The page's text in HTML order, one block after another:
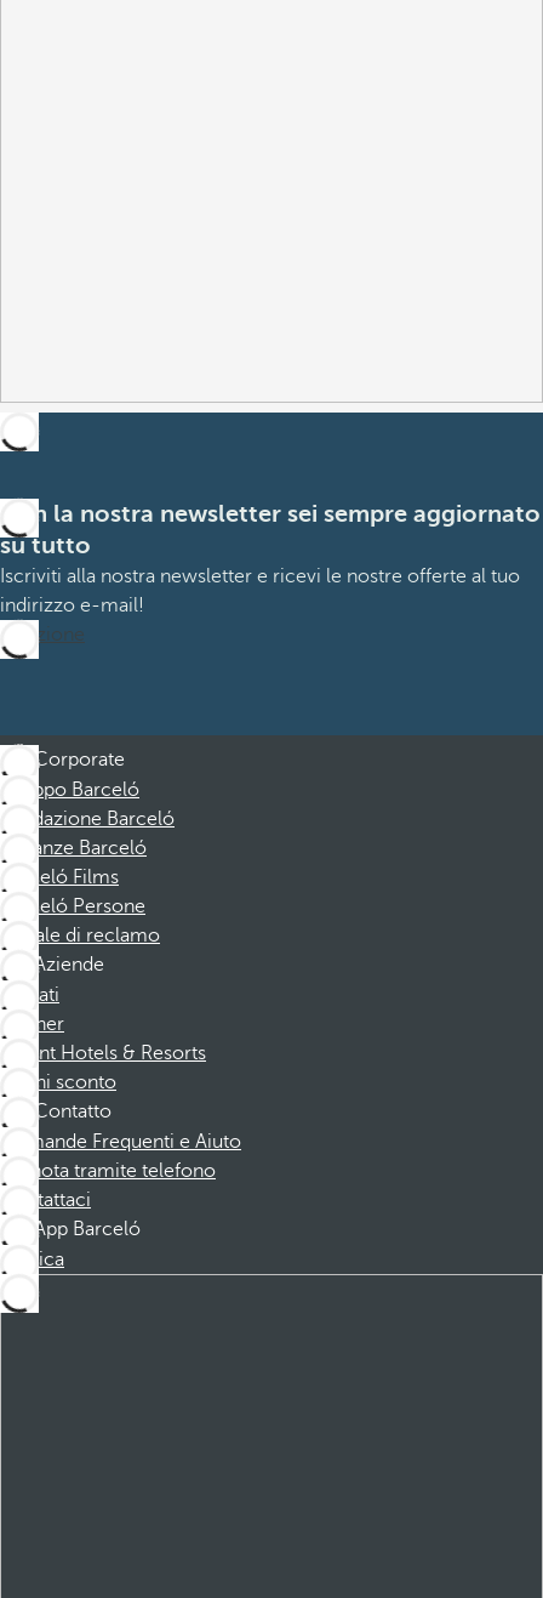
Con la nostra newsletter sei sempre aggiornato
su tutto
Iscriviti alla nostra newsletter e ricevi le nostre offerte al tuo
indirizzo e-mail!
Iscrizione
Corporate
Gruppo Barceló
Fondazione Barceló
Vacanze Barceló
Barceló Films
Barceló Persone
Canale di reclamo
Aziende
Affiliati
Partner
Dorint Hotels & Resorts
Buoni sconto
Contatto
Domande Frequenti e Aiuto
Prenota tramite telefono
Contattaci
App Barceló
Scarica